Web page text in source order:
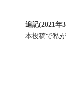
追記(2021年3
本投稿で私